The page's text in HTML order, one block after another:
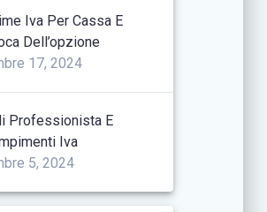
Iva Per Cassa E
Dell’opzione
17, 2024
Professionista E
Iva
5, 2024